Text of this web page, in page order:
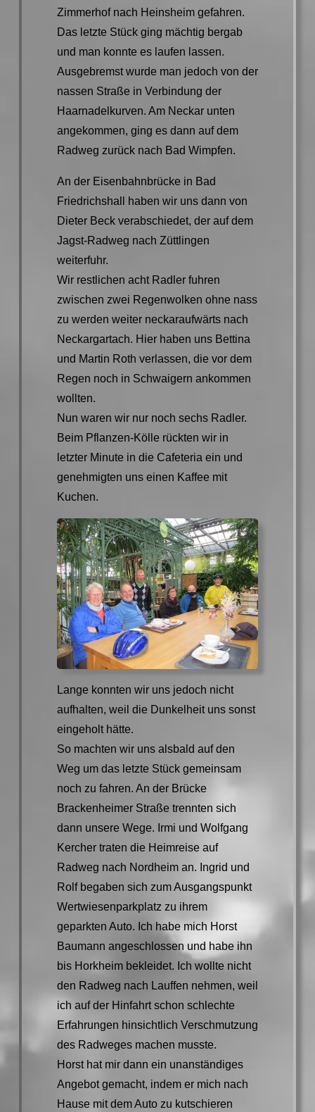
Zimmerhof nach Heinsheim gefahren.
Das letzte Stück ging mächtig bergab
und man konnte es laufen lassen.
Ausgebremst wurde man jedoch von der
nassen Straße in Verbindung der
Haarnadelkurven. Am Neckar unten
angekommen, ging es dann auf dem
Radweg zurück nach Bad Wimpfen.
An der Eisenbahnbrücke in Bad
Friedrichshall haben wir uns dann von
Dieter Beck verabschiedet, der auf dem
Jagst-Radweg nach Züttlingen
weiterfuhr.
Wir restlichen acht Radler fuhren
zwischen zwei Regenwolken ohne nass
zu werden weiter neckaraufwärts nach
Neckargartach. Hier haben uns Bettina
und Martin Roth verlassen, die vor dem
Regen noch in Schwaigern ankommen
wollten.
Nun waren wir nur noch sechs Radler.
Beim Pflanzen-Kölle rückten wir in
letzter Minute in die Cafeteria ein und
genehmigten uns einen Kaffee mit
Kuchen.
Lange konnten wir uns jedoch nicht
aufhalten, weil die Dunkelheit uns sonst
eingeholt hätte.
So machten wir uns alsbald auf den
Weg um das letzte Stück gemeinsam
noch zu fahren. An der Brücke
Brackenheimer Straße trennten sich
dann unsere Wege. Irmi und Wolfgang
Kercher traten die Heimreise auf
Radweg nach Nordheim an. Ingrid und
Rolf begaben sich zum Ausgangspunkt
Wertwiesenparkplatz zu ihrem
geparkten Auto. Ich habe mich Horst
Baumann angeschlossen und habe ihn
bis Horkheim bekleidet. Ich wollte nicht
den Radweg nach Lauffen nehmen, weil
ich auf der Hinfahrt schon schlechte
Erfahrungen hinsichtlich Verschmutzung
des Radweges machen musste.
Horst hat mir dann ein unanständiges
Angebot gemacht, indem er mich nach
Hause mit dem Auto zu kutschieren